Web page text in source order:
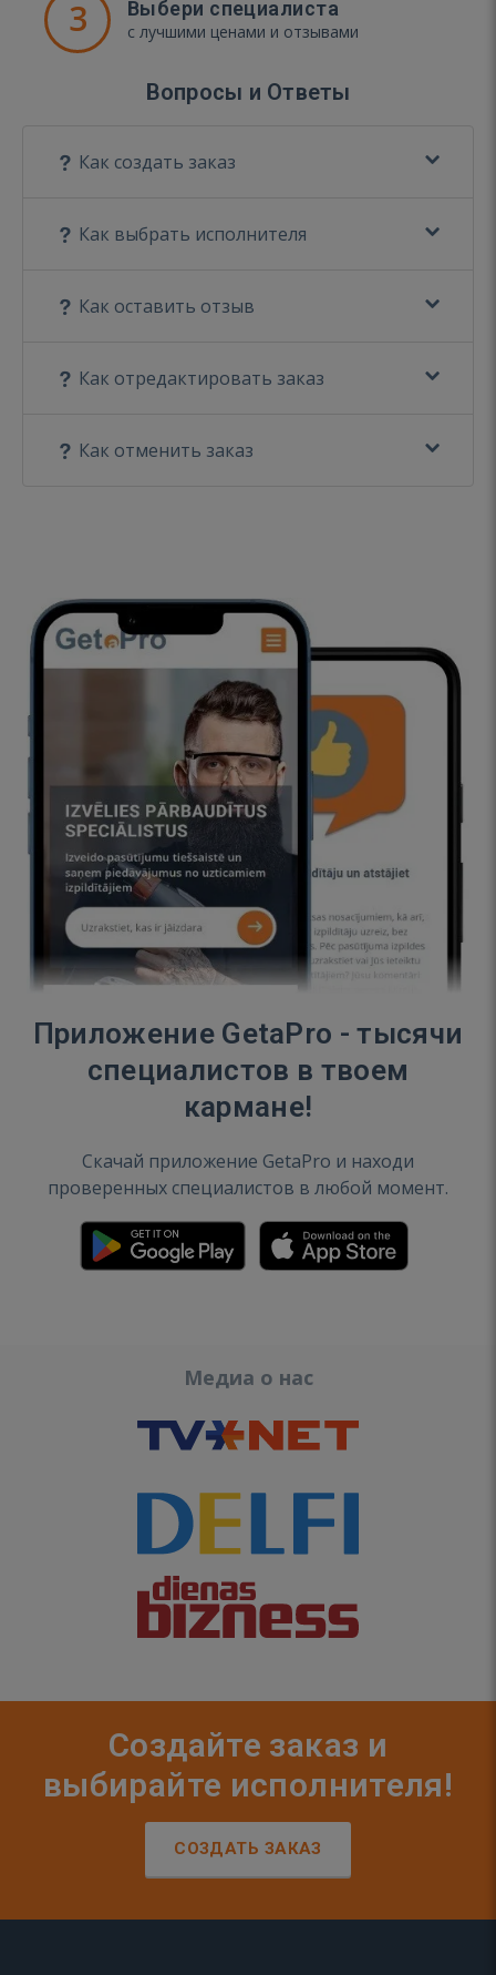
3 Выбери специалиста
с лучшими ценами и отзывами
Вопросы и Ответы
Как создать заказ
Как выбрать исполнителя
Как оставить отзыв
Как отредактировать заказ
Как отменить заказ
Приложение GetaPro - тысячи
специалистов в твоем
кармане!
Скачай приложение GetaPro и находи
проверенных специалистов в любой момент.
Медиа о нас
Создайте заказ и
выбирайте исполнителя!
СОЗДАТЬ ЗАКАЗ